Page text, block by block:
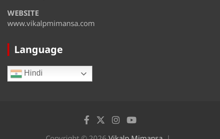
WEBSITE
www.vikalpmimansa.com
Language
Hindi